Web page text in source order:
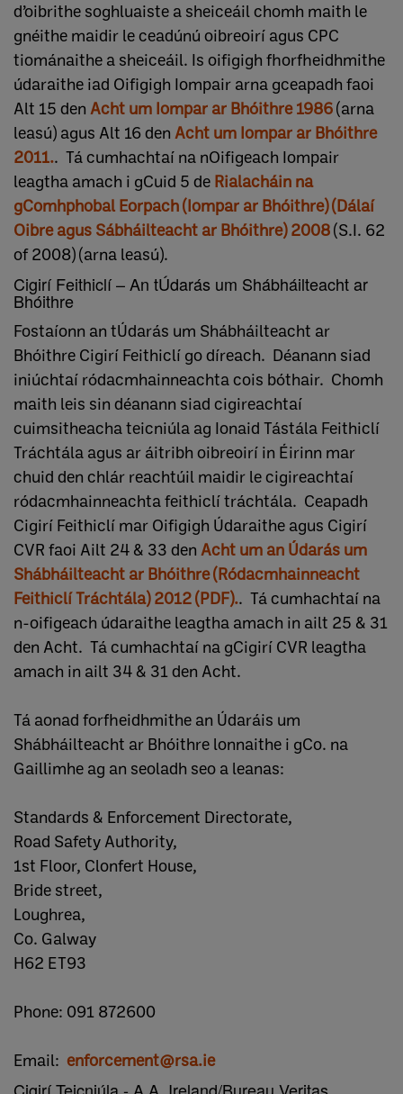
d’oibrithe soghluaiste a sheiceáil chomh maith le
gnéithe maidir le ceadúnú oibreoirí agus CPC
tiománaithe a sheiceáil. Is oifigigh fhorfheidhmithe
údaraithe iad Oifigigh Iompair arna gceapadh faoi
Alt 15 den Acht um Iompar ar Bhóithre 1986(arna
leasú) agus Alt 16 den Acht um Iompar ar Bhóithre
2011.. Tá cumhachtaí na nOifigeach Iompair
leagtha amach i gCuid 5 de Rialacháin na
gComhphobal Eorpach (Iompar ar Bhóithre) (Dálaí
Oibre agus Sábháilteacht ar Bhóithre) 2008(S.I. 62
of 2008) (arna leasú).
Cigirí Feithiclí – An tÚdarás um Shábháilteacht ar
Bhóithre
Fostaíonn an tÚdarás um Shábháilteacht ar
Bhóithre Cigirí Feithiclí go díreach. Déanann siad
iniúchtaí ródacmhainneachta cois bóthair. Chomh
maith leis sin déanann siad cigireachtaí
cuimsitheacha teicniúla ag Ionaid Tástála Feithiclí
Tráchtála agus ar áitribh oibreoirí in Éirinn mar
chuid den chlár reachtúil maidir le cigireachtaí
ródacmhainneachta feithiclí tráchtála. Ceapadh
Cigirí Feithiclí mar Oifigigh Údaraithe agus Cigirí
CVR faoi Ailt 24 & 33 den Acht um an Údarás um
Shábháilteacht ar Bhóithre (Ródacmhainneacht
Feithiclí Tráchtála) 2012 (PDF).. Tá cumhachtaí na
n-oifigeach údaraithe leagtha amach in ailt 25 & 31
den Acht. Tá cumhachtaí na gCigirí CVR leagtha
amach in ailt 34 & 31 den Acht.
Tá aonad forfheidhmithe an Údaráis um
Shábháilteacht ar Bhóithre lonnaithe i gCo. na
Gaillimhe ag an seoladh seo a leanas:
Standards & Enforcement Directorate,
Road Safety Authority,
1st Floor, Clonfert House,
Bride street,
Loughrea,
Co. Galway
H62 ET93
Phone: 091 872600
Email: enforcement@rsa.ie